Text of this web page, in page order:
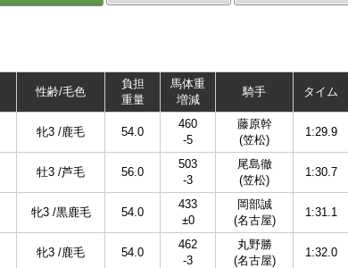
性齢/毛色
負担
重量
馬体重
増減
騎手 タイム
牝3 /鹿毛 54.0
460
-5
藤原幹
(笠松)
1:29.9
牡3 /芦毛 56.0
503
-3
尾島徹
(笠松)
1:30.7
牝3 /黒鹿毛 54.0
433
±0
岡部誠
(名古屋)
1:31.1
牝3 /鹿毛 54.0
462
-3
丸野勝
(名古屋)
1:32.0